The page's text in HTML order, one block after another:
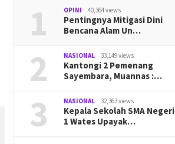
1 OPINI 40,364 views
Pentingnya Mitigasi Dini
Bencana Alam Un…
2 NASIONAL 33,149 views
Kantongi 2 Pemenang
Sayembara, Muannas :…
3 NASIONAL 32,363 views
Kepala Sekolah SMA Negeri
1 Wates Upayak…